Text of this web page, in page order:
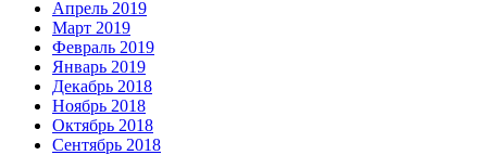
Апрель 2019
Март 2019
Февраль 2019
Январь 2019
Декабрь 2018
Ноябрь 2018
Октябрь 2018
Сентябрь 2018